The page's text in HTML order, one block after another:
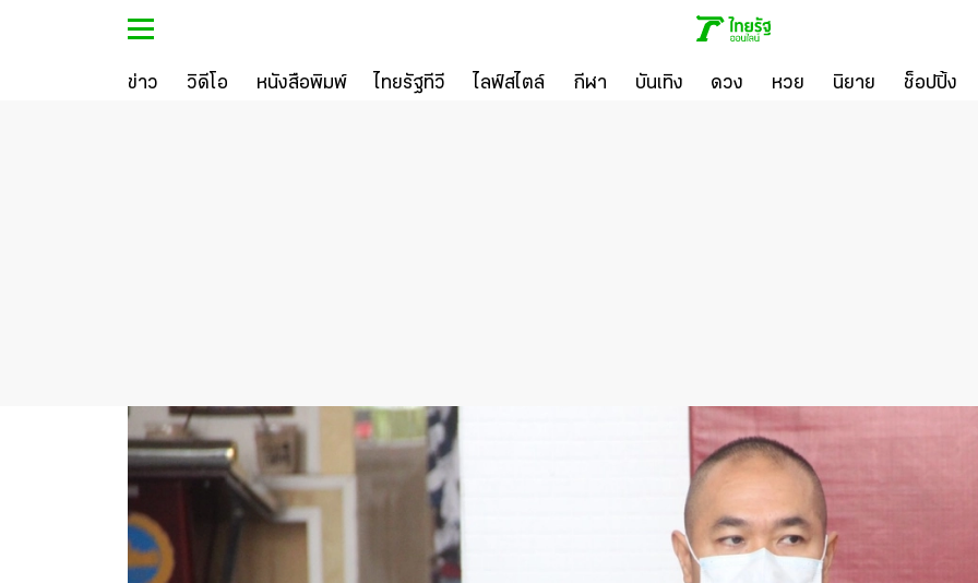
ข่าว วิดีโอ หนังสือพิมพ์ ไทยรัฐทีวี ไลฟ์สไตล์ กีฬา บันเทิง ดวง หวย นิยาย ช็อปปิ้ง